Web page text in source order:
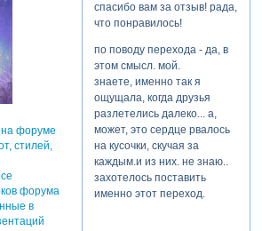
спасибо вам за отзыв! рада,
что понравилось!
по поводу перехода - да, в
этом смысл. мой.
знаете, именно так я
ощущала, когда друзья
разлетелись далеко... а,
может, это сердце рвалось
на кусочки, скучая за
каждым.и из них. не знаю..
захотелось поставить
именно этот переход.